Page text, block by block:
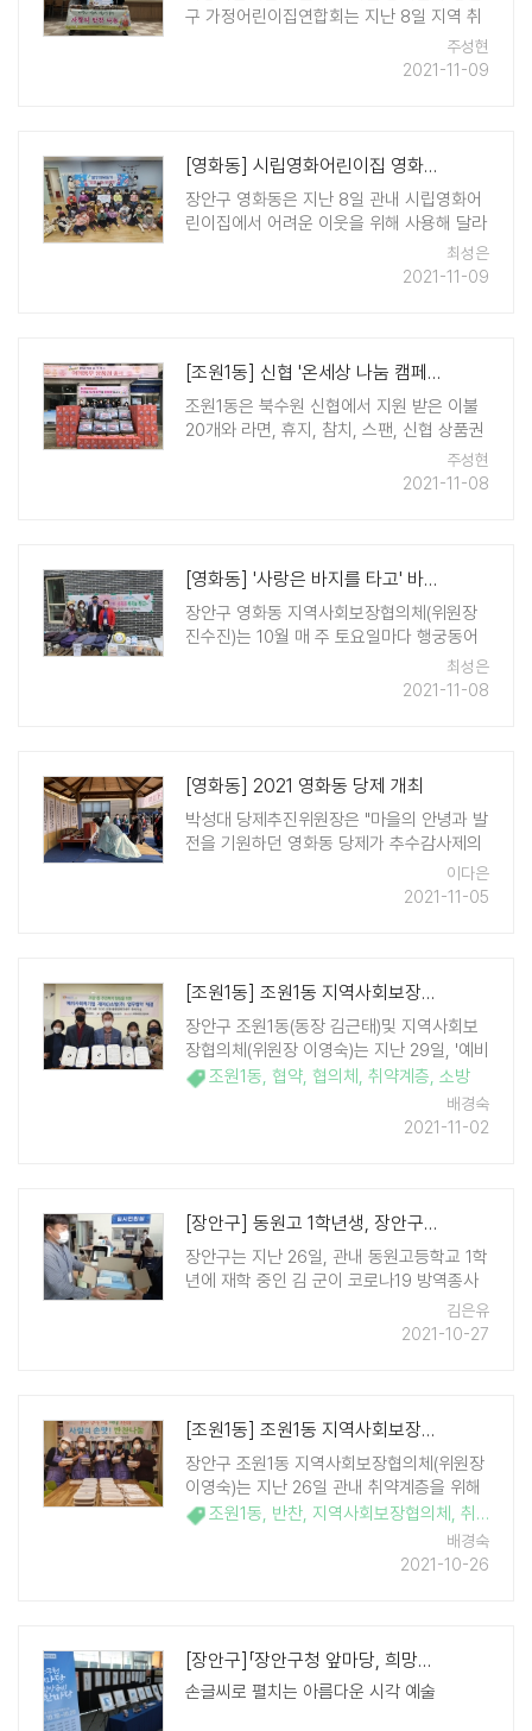
구 가정어린이집연합회는 지난 8일 지역 취
약계층 가정을 위해 직접 만든 반찬 20세트
를 조원1동 행정복지센터에 전달했다. 소리
주성현
2021-11-09
[영화동] 시립영화어린이집 영화동에 후원금 전달
장안구 영화동은 지난 8일 관내 시립영화어
린이집에서 어려운 이웃을 위해 사용해 달라
며 후원금 51만9천원을 전달받았다고 밝혔
다. 시립영화어린이집은 학부모 및 타 어린
최성은
2021-11-09
[조원1동] 신협 '온세상 나눔 캠페인'으로 따뜻한 겨울나기 준비 끝
조원1동은 북수원 신협에서 지원 받은 이불
20개와 라면, 휴지, 참치, 스팬, 신협 상품권
등으로 구성된 어부바박스 70개를 조원1동
지역사회보장 협의체에서 발굴한 취약계층
주성현
2021-11-08
[영화동] '사랑은 바지를 타고' 바자회 열어
장안구 영화동 지역사회보장협의체(위원장
진수진)는 10월 매 주 토요일마다 행궁동어
울림센터 앞에서 복지기금 마련을 위한 '사
랑은 바지를 타고' 바자회를 진행했다고 밝
최성은
2021-11-08
[영화동] 2021 영화동 당제 개최
박성대 당제추진위원장은 "마을의 안녕과 발
전을 기원하던 영화동 당제가 추수감사제의
의미를 더해 마을 주요 축제로 발전했다"며
"앞으로도 당제의 전통을 잘 이어나가 역사
이다은
2021-11-05
[조원1동] 조원1동 지역사회보장협의체, 예비사회적기업 제이(J)소방(주) ..
장안구 조원1동(동장 김근태)및 지역사회보
장협의체(위원장 이영숙)는 지난 29일, '예비
사회적기업 제이(J)소방(주) (대표 박문구)'과
지역사회 주민복지 증진과 안전한 주거환경
지원을 위한 협약식을 체결했다. 제이(J)소방
조원1동, 협약, 협의체 , 취약계층, 소방
배경숙
2021-11-02
[장안구] 동원고 1학년생, 장안구에 마스크 등 방역물품 기부
장안구는 지난 26일, 관내 동원고등학교 1학
년에 재학 중인 김 군이 코로나19 방역종사
자들에게 도움이 되고자 마스크 1박스와 손
세정제를 기부했다고 전했다. 김 군은 기부
김은유
2021-10-27
[조원1동] 조원1동 지역사회보장협의체, 사랑의 손맛 반찬 나눔
장안구 조원1동 지역사회보장협의체(위원장
이영숙)는 지난 26일 관내 취약계층을 위해
정성껏 준비한 짜장, 제육볶음, 양배추 김치
를 준비하여 홀몸어르신에게 전달했다. 조원
1동 지역사회보장협의체는 특화사업 중 하나
조원1동, 반찬, 지역사회보장협의체 , 취약계층
배경숙
2021-10-26
[장안구]「장안구청 앞마당, 희망글씨 한마당」 캘리그래피 전시회
손글씨로 펼치는 아름다운 시각 예술